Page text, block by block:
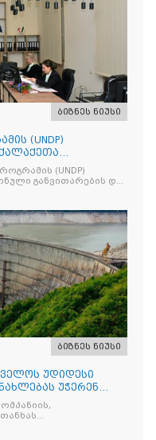
ბიზნეს ნიუსი
(UNDP)
გაიხსნა
(UNDP)
განვითარების და
ბიზნეს ნიუსი
უდიდესი
უჭერენ